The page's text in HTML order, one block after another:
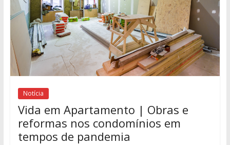
Notícia
Vida em Apartamento | Obras e
reformas nos condomínios em
tempos de pandemia